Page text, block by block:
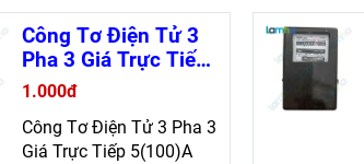
Công Tơ Điện Tử 3
Pha 3 Giá Trực Tiếp
5(100)A EMIC ME-
Bền Bỉ
1.000đ
Công Tơ Điện Tử 3 Pha 3
Giá Trực Tiếp 5(100)A